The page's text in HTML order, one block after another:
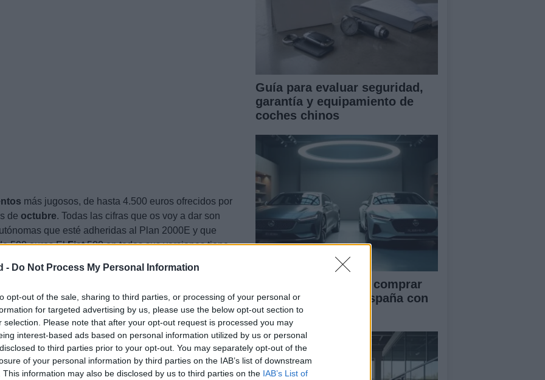
- Do Not Process My Personal Information
opt-out of the sale, sharing to third parties, or processing of your personal or
for targeted advertising by us, please use the below opt-out section to
selection. Please note that after your opt-out request is processed you may
interest-based ads based on personal information utilized by us or personal
to third parties prior to your opt-out. You may separately opt-out of the
of your personal information by third parties on the IAB’s list of downstream
This information may also be disclosed by us to third parties on the IAB’s List of
más jugosos, de hasta 4.500 euros ofrecidos por
de octubre. Todas las cifras que os voy a dar son
que esté adheridas al Plan 2000E y que
500 euros.ElFiat500 en todas sus versiones tiene
barato: 500 1.2 8v 69 CV Pop, cuesta ahora 11.150
CV by Diesel, sale por 17.150 euros.
Guía para evaluar seguridad,
garantía y equipamiento de
coches chinos
Guía definitiva para comprar
coches chinos en España con
seguridad